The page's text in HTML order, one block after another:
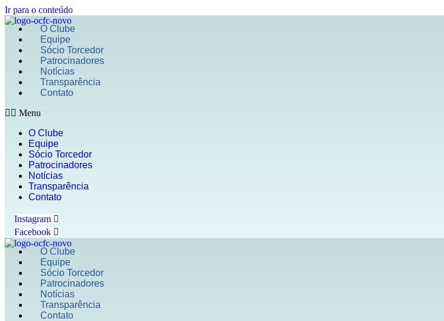
Ir para o conteúdo
O Clube
Equipe
Sócio Torcedor
Patrocinadores
Notícias
Transparência
Contato
Menu
O Clube
Equipe
Sócio Torcedor
Patrocinadores
Notícias
Transparência
Contato
Instagram
Facebook
O Clube
Equipe
Sócio Torcedor
Patrocinadores
Notícias
Transparência
Contato